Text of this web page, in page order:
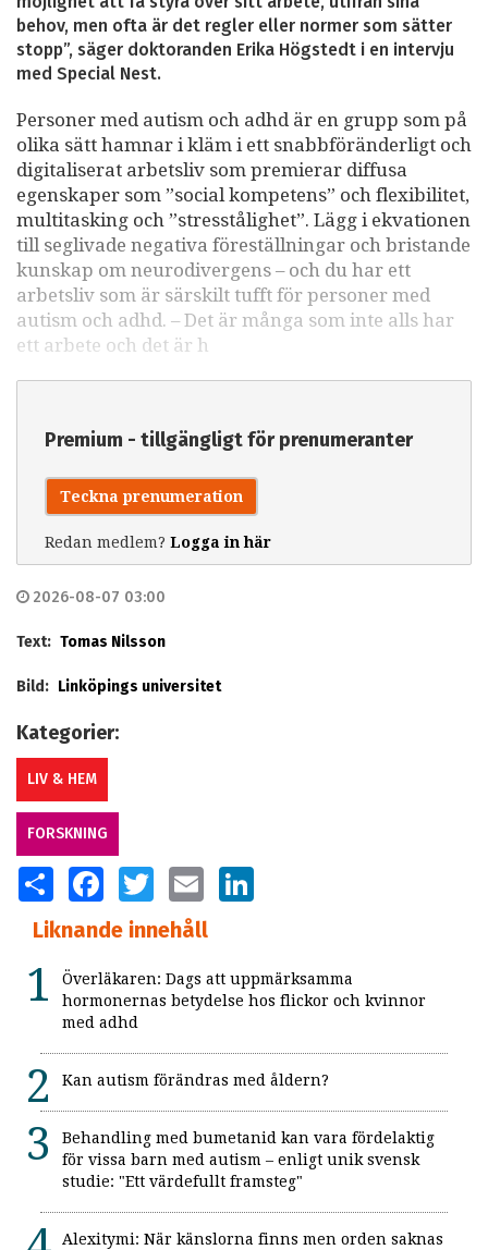
behov, men ofta är det regler eller normer som sätter
stopp”, säger doktoranden Erika Högstedt i en intervju
med Special Nest.
Personer med autism och adhd är en grupp som på
olika sätt hamnar i kläm i ett snabbföränderligt och
digitaliserat arbetsliv som premierar diffusa
egenskaper som ”social kompetens” och flexibilitet,
multitasking och ”stresstålighet”. Lägg i ekvationen
till seglivade negativa föreställningar och bristande
kunskap om neurodivergens – och du har ett
arbetsliv som är särskilt tufft för personer med
autism och adhd. – Det är många som inte alls har
ett arbete och det är h
Premium - tillgängligt för prenumeranter
Teckna prenumeration
Redan medlem? Logga in här
2026-08-07 03:00
Text: Tomas Nilsson
Bild: Linköpings universitet
Kategorier:
LIV & HEM
FORSKNING
SHARE FACEBOOKTWITTER EMAIL
Liknande innehåll
Överläkaren: Dags att uppmärksamma
hormonernas betydelse hos flickor och kvinnor
med adhd
Kan autism förändras med åldern?
Behandling med bumetanid kan vara fördelaktig
för vissa barn med autism – enligt unik svensk
studie: "Ett värdefullt framsteg"
Alexitymi: När känslorna finns men orden saknas